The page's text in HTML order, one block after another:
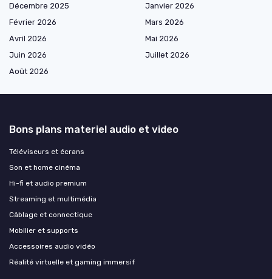
Décembre 2025
Janvier 2026
Février 2026
Mars 2026
Avril 2026
Mai 2026
Juin 2026
Juillet 2026
Août 2026
Bons plans materiel audio et video
Téléviseurs et écrans
Son et home cinéma
Hi-fi et audio premium
Streaming et multimédia
Câblage et connectique
Mobilier et supports
Accessoires audio vidéo
Réalité virtuelle et gaming immersif